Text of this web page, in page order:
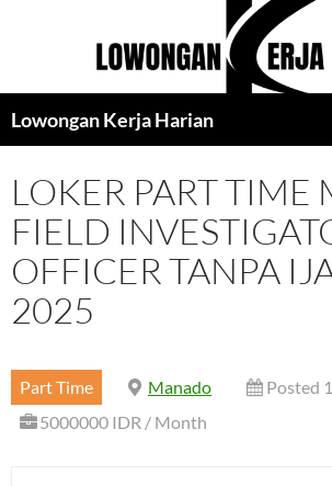
Lowongan Kerja Harian
LOKER PART
FIELD
OFFICER TANPA
2025
Part Time Manado
Posted
5000000 IDR / Month